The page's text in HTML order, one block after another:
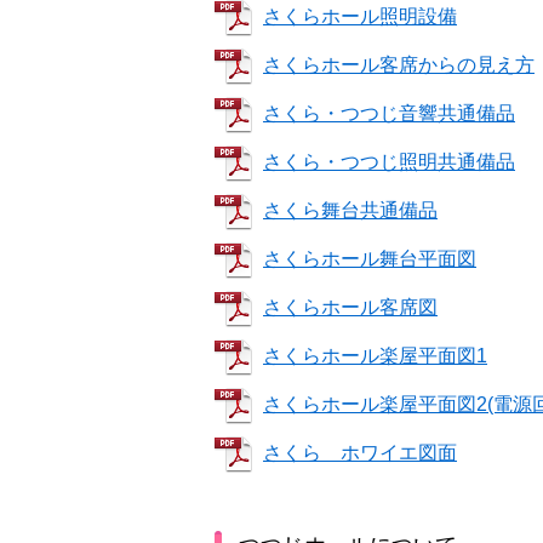
さくらホール照明設備
さくらホール客席からの見え方
さくら・つつじ音響共通備品
さくら・つつじ照明共通備品
さくら舞台共通備品
さくらホール舞台平面図
さくらホール客席図
さくらホール楽屋平面図1
さくらホール楽屋平面図2(電源
さくら ホワイエ図面